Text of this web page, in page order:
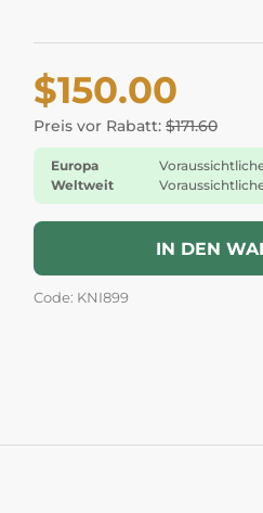
$150.00
Preis vor Rabatt: $171.60
Europa
Weltweit
IN DEN
Code: KNI899